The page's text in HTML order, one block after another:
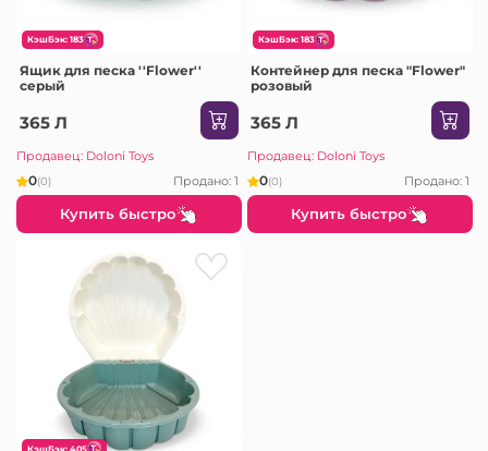
КэшБэк: 183
Ящик для песка ''Flower''
серый
365 Л
Продавец: Doloni Toys
0(0) Продано: 1
Купить быстро
КэшБэк: 183
Контейнер для песка "Flower"
розовый
365 Л
Продавец: Doloni Toys
0(0) Продано: 1
Купить быстро
КэшБэк: 405